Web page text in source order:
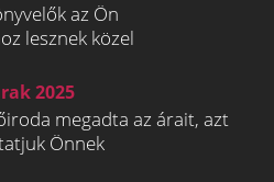
az Ön
lesznek közel
2025
megadta az árait, azt
Önnek